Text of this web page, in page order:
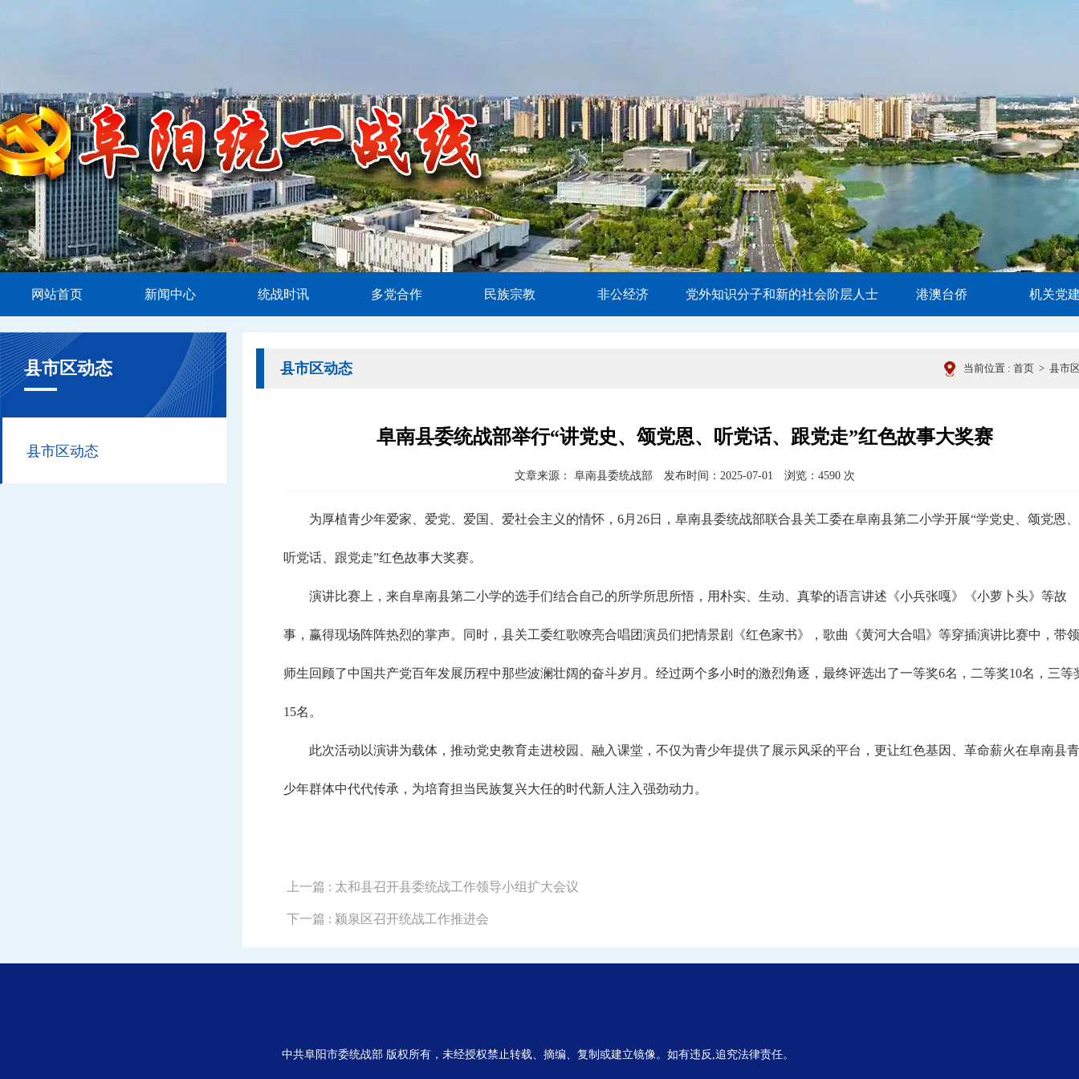
网站首页 新闻中心 统战时讯 多党合作 民族宗教 非公经济 党外知识分子和新的社会阶层人士 港澳台侨 机关党
县市区动态 当前位置 : 首页 > 县市
阜南县委统战部举行“讲党史、颂党恩、听党话、跟党走”红色故事大奖赛
文章来源： 阜南县委统战部 发布时间：2025-07-01 浏览： 4590 次
为厚植青少年爱家、爱党、爱国、爱社会主义的情怀，6月26日，阜南县委统战部联合县关工委在阜南县第二小学开展“学党史、颂党恩、
听党话、跟党走”红色故事大奖赛。
演讲比赛上，来自阜南县第二小学的选手们结合自己的所学所思所悟，用朴实、生动、真挚的语言讲述《小兵张嘎》《小萝卜头》等故
事，赢得现场阵阵热烈的掌声。同时，县关工委红歌嘹亮合唱团演员们把情景剧《红色家书》，歌曲《黄河大合唱》等穿插演讲比赛中，带领
师生回顾了中国共产党百年发展历程中那些波澜壮阔的奋斗岁月。经过两个多小时的激烈角逐，最终评选出了一等奖6名，二等奖10名，三等
15名。
此次活动以演讲为载体，推动党史教育走进校园、融入课堂，不仅为青少年提供了展示风采的平台，更让红色基因、革命薪火在阜南县青
少年群体中代代传承，为培育担当民族复兴大任的时代新人注入强劲动力。
上一篇 : 太和县召开县委统战工作领导小组扩大会议
下一篇 : 颍泉区召开统战工作推进会
县市区动态
县市区动态
中共阜阳市委统战部 版权所有，未经授权禁止转载、摘编、复制或建立镜像。如有违反,追究法律责任。